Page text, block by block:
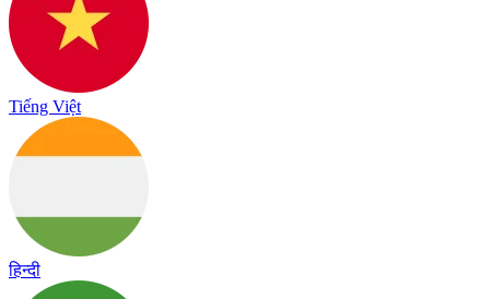
Tiếng Việt
हिन्दी